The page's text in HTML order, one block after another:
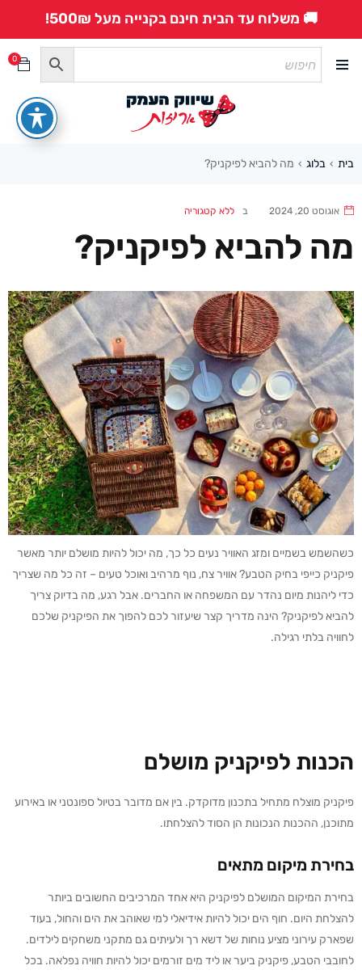
🚚 משלוח עד הבית חינם בקנייה מעל 500₪!
0
בית › בלוג › מה להביא לפיקניק?
אוגוסט 20, 2024 ב ללא קטגוריה
מה להביא לפיקניק?
כשהשמש בשמיים ומזג האוויר נעים כל כך, מה יכול להיות מושלם יותר מאשר
פיקניק כייפי בחיק הטבע? אוויר צח, נוף מרהיב ואוכל טעים – זה כל מה שצריך
כדי ליהנות מיום נהדר עם המשפחה או החברים. אבל רגע, מה בדיוק צריך
להביא לפיקניק? הינה מדריך קצר שיעזור לכם להפוך את הפיקניק שלכם
לחוויה בלתי רגילה.
הכנות לפיקניק מושלם
פיקניק מוצלח מתחיל בתכנון מדוקדק. בין אם מדובר בטיול ספונטני או באירוע
מתוכנן, ההכנות הנכונות הן הסוד להצלחתו.
בחירת מיקום מתאים
בחירת המיקום המושלם לפיקניק היא אחד המרכיבים החשובים ביותר
להצלחת היום. חוף הים יכול להיות אידיאלי למי שאוהב את הים והחול, בעוד
שפארק עירוני מציע נוחות של דשא רך ולעיתים גם מתקני משחקים לילדים.
לחובבי הטבע, פיקניק ביער או ליד מים זורמים יכול להיות חוויה נפלאה. בכל